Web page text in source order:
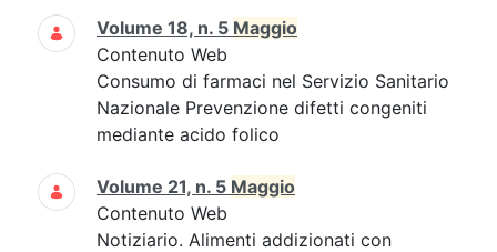
Volume 18, n. 5 Maggio
Contenuto Web
Consumo di farmaci nel Servizio Sanitario
Nazionale Prevenzione difetti congeniti
mediante acido folico
Volume 21, n. 5 Maggio
Contenuto Web
Notiziario. Alimenti addizionati con